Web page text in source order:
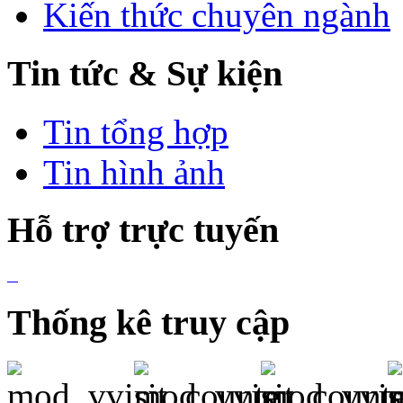
KHÁCH SẠN TÂN MỸ
ÐÌNH
KHÁCH SẠN HOÀNG GIA
HUY
KHÁCH SẠN HOÀNG VI
J20 KDC HIMLAM
KHÁCH SẠN HƯNG
VƯỢNG 2
KHÁCH SẠN BIỂN ÐEN
KHÁCH SẠN HOÀNG
KHÁCH SẠN ỐC ĐẢO
Kiến thức chuyên ngành
Tin tức & Sự kiện
Tin tổng hợp
Tin hình ảnh
Hỗ trợ trực tuyến
Thống kê truy cập